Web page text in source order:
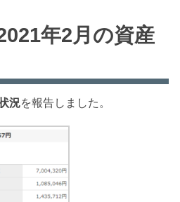
年2月の資産
況を報告しました。